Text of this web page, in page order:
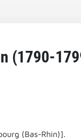
(1790-
(Bas-Rhin)].